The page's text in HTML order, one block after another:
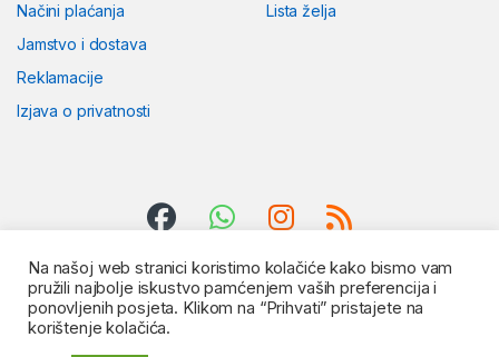
Načini plaćanja
Jamstvo i dostava
Reklamacije
Izjava o privatnosti
Lista želja
Na našoj web stranici koristimo kolačiće kako bismo vam
pružili najbolje iskustvo pamćenjem vaših preferencija i
ponovljenih posjeta. Klikom na “Prihvati” pristajete na
korištenje kolačića.